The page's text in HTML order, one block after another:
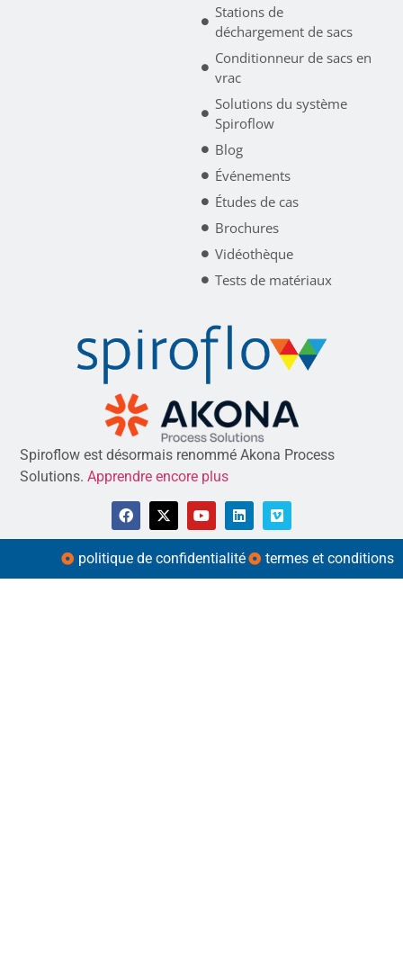
Stations de
déchargement de sacs
Conditionneur de sacs en
vrac
Solutions du système
Spiroflow
Blog
Événements
Études de cas
Brochures
Vidéothèque
Tests de matériaux
Spiroflow est désormais renommé Akona Process
Solutions.Apprendre encore plus
politique de confidentialité termes et conditions